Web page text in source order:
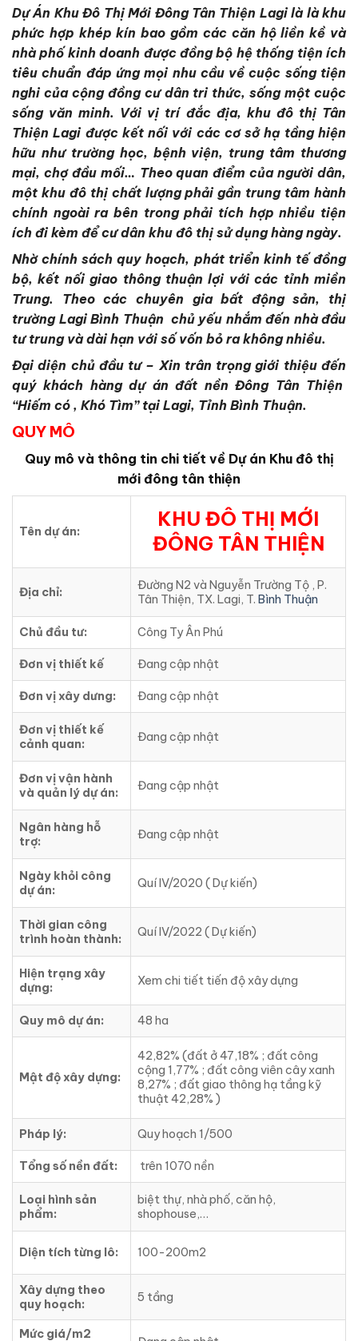
Dự Án Khu Đô Thị Mới Đông Tân Thiện Lagi là là khu
phức hợp khép kín bao gồm các căn hộ liền kề và
nhà phố kinh doanh được đồng bộ hệ thống tiện ích
tiêu chuẩn đáp ứng mọi nhu cầu về cuộc sống tiện
nghi của cộng đồng cư dân tri thức, sống một cuộc
sống văn minh. Với vị trí đắc địa, khu đô thị Tân
Thiện Lagi được kết nối với các cơ sở hạ tầng hiện
hữu như trường học, bệnh viện, trung tâm thương
mại, chợ đầu mối… Theo quan điểm của người dân,
một khu đô thị chất lượng phải gần trung tâm hành
chính ngoài ra bên trong phải tích hợp nhiều tiện
ích đi kèm để cư dân khu đô thị sử dụng hàng ngày.
Nhờ chính sách quy hoạch, phát triển kinh tế đồng
bộ, kết nối giao thông thuận lợi với các tỉnh miền
Trung. Theo các chuyên gia bất động sản, thị
trường Lagi Bình Thuận chủ yếu nhắm đến nhà đầu
tư trung và dài hạn với số vốn bỏ ra không nhiều.
Đại diện chủ đầu tư – Xin trân trọng giới thiệu đến
quý khách hàng dự án đất nền Đông Tân Thiện
“Hiếm có , Khó Tìm” tại Lagi, Tỉnh Bình Thuận.
QUY MÔ
Quy mô và thông tin chi tiết về Dự án Khu đô thị
mới đông tân thiện
Tên dự án:
KHU ĐÔ THỊ MỚI
ĐÔNG TÂN THIỆN
Địa chỉ:
Đường N2 và Nguyễn Trường Tộ , P.
Tân Thiện, TX. Lagi, T. Bình Thuận
Chủ đầu tư: Công Ty Ân Phú
Đơn vị thiết kế Đang cập nhật
Đơn vị xây dưng: Đang cập nhật
Đơn vị thiết kế
cảnh quan:
Đang cập nhật
Đơn vị vận hành
và quản lý dự án:
Đang cập nhật
Ngân hàng hỗ
trợ:
Đang cập nhật
Ngày khỏi công
dự án:
Quí IV/2020 ( Dự kiến)
Thời gian công
trình hoàn thành:
Quí IV/2022 ( Dự kiến)
Hiện trạng xây
dựng:
Xem chi tiết tiến độ xây dựng
Quy mô dự án: 48 ha
Mật độ xây dựng:
42,82% (đất ở 47,18% ; đất công
cộng 1,77% ; đất công viên cây xanh
8,27% ; đất giao thông hạ tầng kỹ
thuật 42,28% )
Pháp lý: Quy hoạch 1/500
Tổng số nền đất: trên 1070 nền
Loại hình sản
phẩm:
biệt thự, nhà phố, căn hộ,
shophouse,…
Diện tích từng lô: 100-200m2
Xây dựng theo
quy hoạch:
5 tầng
Mức giá/m2